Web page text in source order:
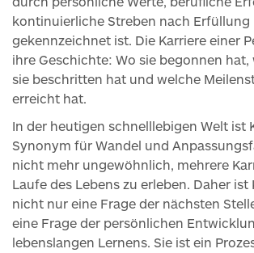
kontinuierliche Streben nach Erfüllung
gekennzeichnet ist. Die Karriere einer
ihre Geschichte: Wo sie begonnen hat,
sie beschritten hat und welche
erreicht hat.
In der heutigen schnelllebigen Welt ist
Synonym für Wandel und
nicht mehr ungewöhnlich, mehrere
Laufe des Lebens zu erleben. Daher
nicht nur eine Frage der nächsten
eine Frage der persönlichen
lebenslangen Lernens. Sie ist ein